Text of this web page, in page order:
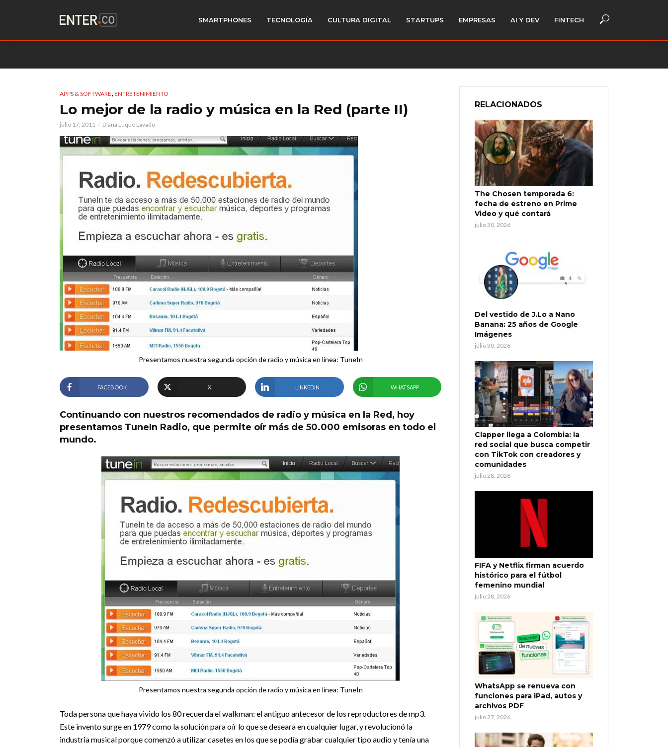
SMARTPHONES TECNOLOGÍA CULTURA DIGITAL STARTUPS EMPRESAS AI Y DEV FINTECH
APPS & SOFTWARE, ENTRETENIMIENTO
Lo mejor de la radio y música en la Red (parte II)
julio 17, 2011 Diana Luque Lavado
Presentamos nuestra segunda opción de radio y música en línea: TuneIn
FACEBOOK X LINKEDIN WHATSAPP
Continuando con nuestros recomendados de radio y música en la Red, hoy
presentamos TuneIn Radio, que permite oír más de 50.000 emisoras en todo el
mundo.
Presentamos nuestra segunda opción de radio y música en línea: TuneIn
Toda persona que haya vivido los 80 recuerda el walkman: el antiguo antecesor de los reproductores de mp3.
Este invento surge en 1979 como la solución para oír lo que se deseara en cualquier lugar, y revolucionó la
industria musical porque comenzó a utilizar casetes en los que se podía grabar cualquier tipo audio y tenía una
RELACIONADOS
The Chosen temporada 6:
fecha de estreno en Prime
Video y qué contará
julio 30, 2026
Del vestido de J.Lo a Nano
Banana: 25 años de Google
Imágenes
julio 30, 2026
Clapper llega a Colombia: la
red social que busca competir
con TikTok con creadores y
comunidades
julio 28, 2026
FIFA y Netflix firman acuerdo
histórico para el fútbol
femenino mundial
julio 28, 2026
WhatsApp se renueva con
funciones para iPad, autos y
archivos PDF
julio 27, 2026